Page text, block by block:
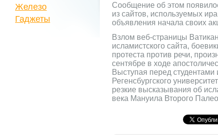
Cообщение об этом
из сайтов, используемых
объявления начала своих
Взлом веб-страницы
исламистского сайта,
протеста против речи,
сентябре в ходе
Выступая перед
Регенсбургского
резкие высказывания об
века Мануила Второго
Железо
Гаджеты